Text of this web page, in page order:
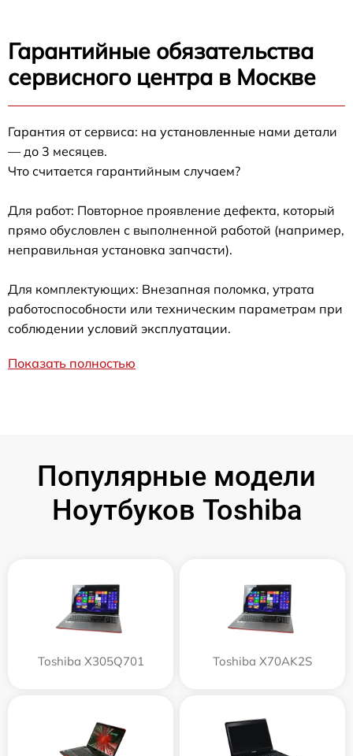
Гарантийные обязательства
сервисного центра в Москве
Гарантия от сервиса: на установленные нами детали
— до 3 месяцев.
Что считается гарантийным случаем?
Для работ: Повторное проявление дефекта, который
прямо обусловлен с выполненной работой (например,
неправильная установка запчасти).
Для комплектующих: Внезапная поломка, утрата
работоспособности или техническим параметрам при
соблюдении условий эксплуатации.
Показать полностью
Популярные модели
Ноутбуков Toshiba
Toshiba X305Q701 Toshiba X70AK2S